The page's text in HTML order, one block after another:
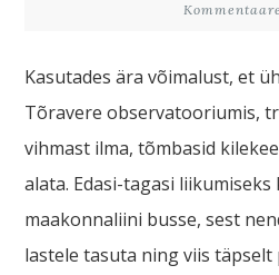
Kasutades ära võimalust, et
Tõravere observatooriumis,
vihmast ilma, tõmbasid
alata. Edasi-tagasi
maakonnaliini busse, sest
lastele tasuta ning viis